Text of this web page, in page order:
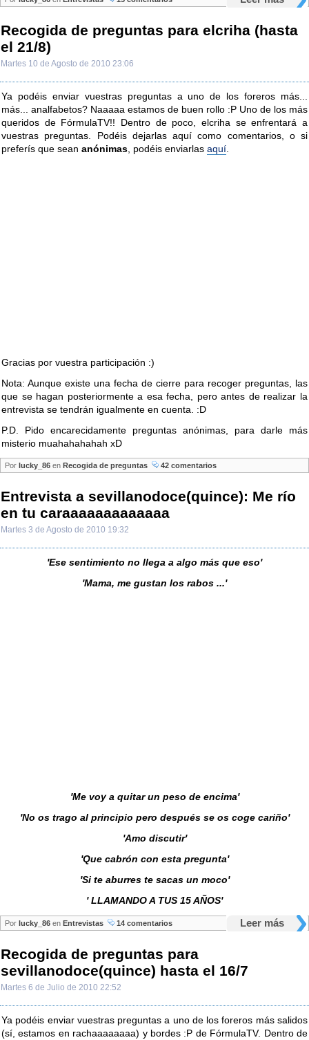
Recogida de preguntas para elcriha (hasta
el 21/8)
Martes 10 de Agosto de 2010 23:06
Ya podéis enviar vuestras preguntas a uno de los foreros más...
más... analfabetos? Naaaaa estamos de buen rollo :P Uno de los más
queridos de FórmulaTV!! Dentro de poco, elcriha se enfrentará a
vuestras preguntas. Podéis dejarlas aquí como comentarios, o si
preferís que sean anónimas , podéis enviarlas aquí
Gracias por vuestra participación :)
Nota: Aunque existe una fecha de cierre para recoger preguntas, las
que se hagan posteriormente a esa fecha, pero antes de realizar la
entrevista se tendrán igualmente en cuenta. :D
P.D. Pido encarecidamente preguntas anónimas, para darle más
misterio muahahahahah xD
Por lucky_86 en Recogida de preguntas 42 comentarios
Entrevista a sevillanodoce(quince): Me río
en tu caraaaaaaaaaaaaa
Martes 3 de Agosto de 2010 19:32
'Ese sentimiento no llega a algo más que eso'
'Mama, me gustan los rabos ...'
'Me voy a quitar un peso de encima'
'No os trago al principio pero después se os coge cariño'
'Amo discutir'
'Que cabrón con esta pregunta'
'Si te aburres te sacas un moco'
' LLAMANDO A TUS 15 AÑOS'
Leer más
Por lucky_86 en Entrevistas 14 comentarios
Recogida de preguntas para
sevillanodoce(quince) hasta el 16/7
Martes 6 de Julio de 2010 22:52
Ya podéis enviar vuestras preguntas a uno de los foreros más salidos
(sí, estamos en rachaaaaaaaa) y bordes :P de FórmulaTV. Dentro de